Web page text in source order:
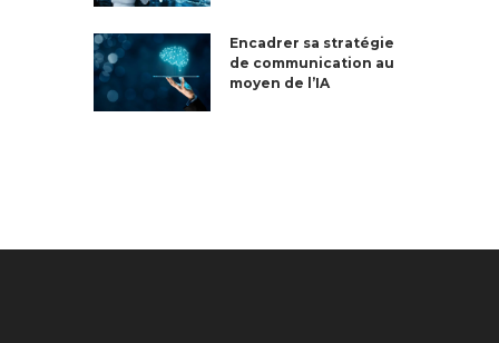
Encadrer sa stratégie
de communication au
moyen de l’IA